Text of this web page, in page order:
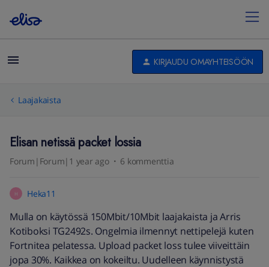
KIRJAUDU OMAYHTEISÖÖN
Laajakaista
Elisan netissä packet lossia
Forum|Forum|1 year ago 6 kommenttia
H Heka11
Mulla on käytössä 150Mbit/10Mbit laajakaista ja Arris
Kotiboksi TG2492s. Ongelmia ilmennyt nettipelejä kuten
Fortnitea pelatessa. Upload packet loss tulee viiveittäin
jopa 30%. Kaikkea on kokeiltu. Uudelleen käynnistystä